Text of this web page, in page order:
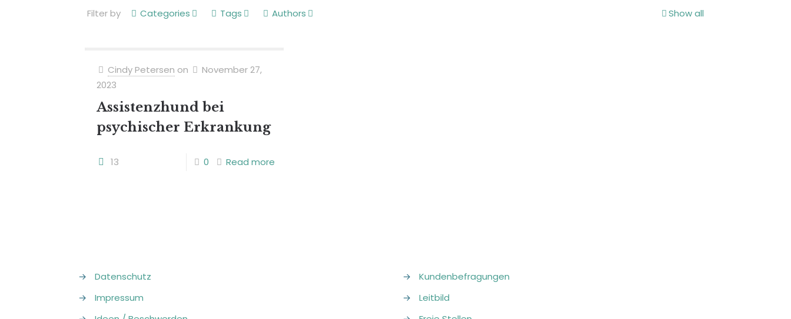
Filter by Categories Tags Authors Show all
Cindy Petersen on
November 27,
2023
Assistenzhund bei
psychischer Erkrankung
13 0 Read more
→
Datenschutz
→
Impressum
→
Kundenbefragungen
→
Leitbild